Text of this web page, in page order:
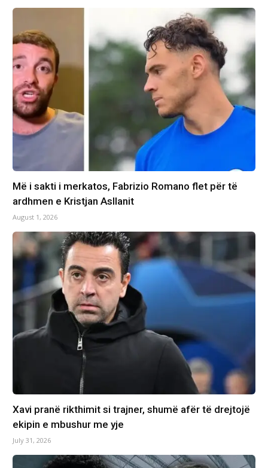
Më i sakti i merkatos, Fabrizio Romano flet për të
ardhmen e Kristjan Asllanit
August 1, 2026
Xavi pranë rikthimit si trajner, shumë afër të drejtojë
ekipin e mbushur me yje
July 31, 2026